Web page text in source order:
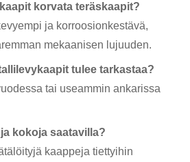
korvata teräskaapit?
ja korroosionkestävä,
mekaanisen lujuuden.
tulee tarkastaa?
tai useammin ankarissa
kokoja saatavilla?
kaappeja tiettyihin